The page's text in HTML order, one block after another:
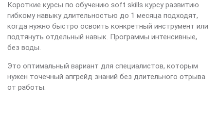
Короткие курсы по обучению soft skills курсу развитию
гибкому навыку длительностью до 1 месяца подходят,
когда нужно быстро освоить конкретный инструмент или
подтянуть отдельный навык. Программы интенсивные,
без воды.
Это оптимальный вариант для специалистов, которым
нужен точечный апгрейд знаний без длительного отрыва
от работы.